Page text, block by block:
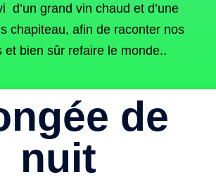
d’un grand vin chaud et d’une
chapiteau, afin de raconter nos
et bien sûr refaire le monde..
de
nuit